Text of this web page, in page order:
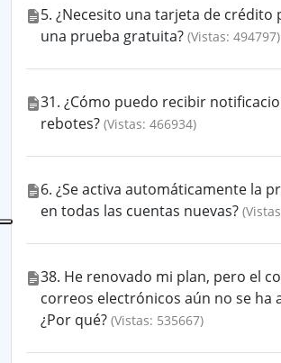
5. ¿Necesito una tarjeta de crédito
una prueba gratuita? (Vistas: 494797)
31. ¿Cómo puedo recibir
rebotes? (Vistas: 466934)
6. ¿Se activa automáticamente la
en todas las cuentas nuevas?
38. He renovado mi plan, pero el
correos electrónicos aún no se ha
¿Por qué? (Vistas: 535667)